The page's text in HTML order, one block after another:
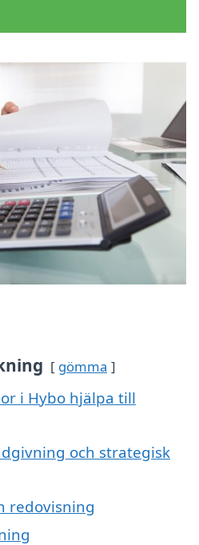
gömma
i Hybo hjälpa till
och strategisk
redovisning